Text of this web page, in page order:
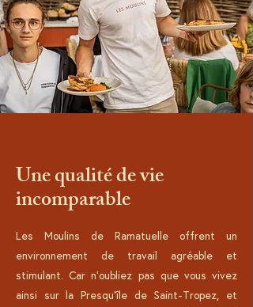
Une qualité de vie
incomparable
Les Moulins de Ramatuelle offrent un
environnement de travail agréable et
stimulant. Car n'oubliez pas que vous vivez
ainsi sur la Presqu'île de Saint-Tropez, et